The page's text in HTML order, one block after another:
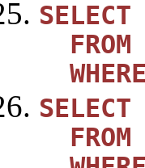
SELECT
FROM
WHERE
SELECT
FROM